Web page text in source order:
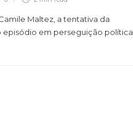
Maltez, a tentativa da
episódio em perseguição política